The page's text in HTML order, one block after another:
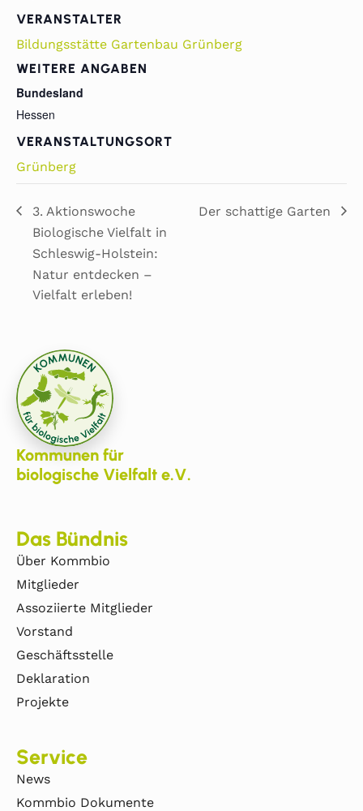
VERANSTALTUNGSORT
Grünberg
VERANSTALTER
Bildungsstätte Gartenbau Grünberg
WEITERE ANGABEN
Bundesland
Hessen
3. Aktionswoche
Biologische Vielfalt in
Schleswig-Holstein:
Natur entdecken –
Vielfalt erleben!
Der schattige Garten
Kommunen für
biologische Vielfalt e.V.
Das Bündnis
Über Kommbio
Mitglieder
Assoziierte Mitglieder
Vorstand
Geschäftsstelle
Deklaration
Projekte
Service
News
Kommbio Dokumente